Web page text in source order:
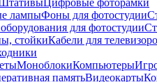
Цифровые фоторамки
лампыФоны для фотостудии
для фотостудии
стойкиКабели для
МоноблокиКомпьютеры
памятьВидеокарты